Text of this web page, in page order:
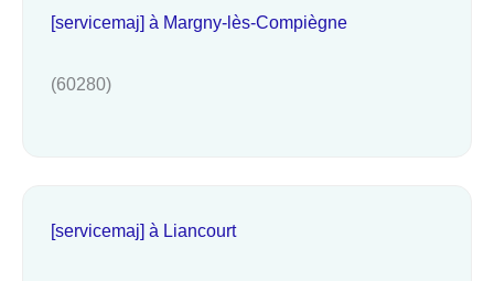
[servicemaj] à Margny-lès-Compiègne
(60280)
[servicemaj] à Liancourt